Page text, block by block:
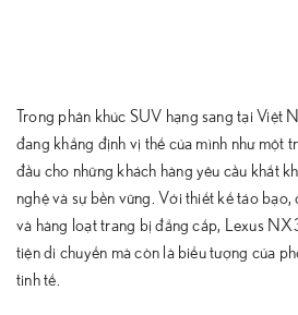
Trong phân khúc SUV hạng sang tại Việt
đang khẳng định vị thế của mình như một
đầu cho những khách hàng yêu cầu khắt
nghệ và sự bền vững. Với thiết kế táo
và hàng loạt trang bị đẳng cấp,
Lexus
tiện di chuyển mà còn là biểu tượng của
tinh tế.